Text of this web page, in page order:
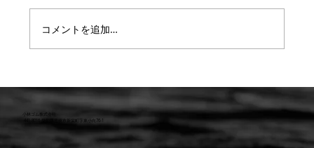
までのステップと料金体系を明確化しま
した
コメントを追加…
小林ゴム株式会社
441-8016 愛知県豊橋市新栄町字東小向76-1